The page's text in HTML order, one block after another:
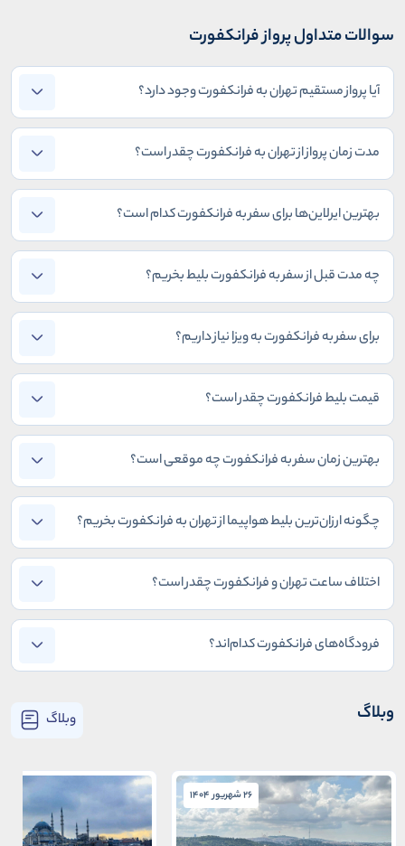
سوالات متداول پرواز فرانکفورت
آیا پرواز مستقیم تهران به فرانکفورت وجود دارد؟
مدت زمان پرواز از تهران به فرانکفورت چقدر است؟
بهترین ایرلاین‌ها برای سفر به فرانکفورت کدام است؟
چه مدت قبل از سفر به فرانکفورت بلیط بخریم؟
برای سفر به فرانکفورت به ویزا نیاز داریم؟
قیمت بلیط فرانکفورت چقدر است؟
بهترین زمان سفر به فرانکفورت چه موقعی است؟
چگونه ارزان‌ترین بلیط هواپیما از تهران به فرانکفورت بخریم؟
اختلاف ساعت تهران و فرانکفورت چقدر است؟
فرودگاه‌های فرانکفورت کدام‌اند؟
وبلاگ وبلاگ
26 شهریور 1404